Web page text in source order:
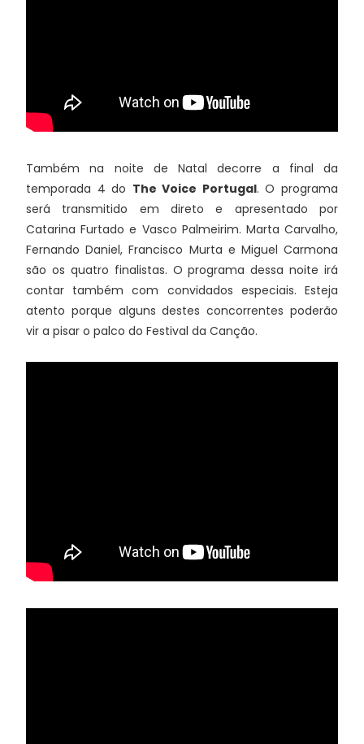
Também na noite de Natal decorre a final da
temporada 4 do The Voice Portugal. O programa
será transmitido em direto e apresentado por
Catarina Furtado e Vasco Palmeirim. Marta Carvalho,
Fernando Daniel, Francisco Murta e Miguel Carmona
são os quatro finalistas. O programa dessa noite irá
contar também com convidados especiais. Esteja
atento porque alguns destes concorrentes poderão
vir a pisar o palco do Festival da Canção.